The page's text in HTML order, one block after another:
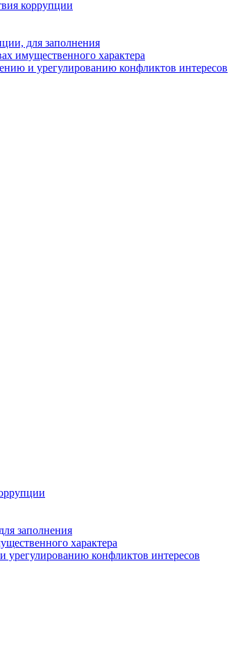
коррупции
для заполнения
имущественного характера
и урегулированию конфликтов интересов
заполнения
характера
конфликтов интересов